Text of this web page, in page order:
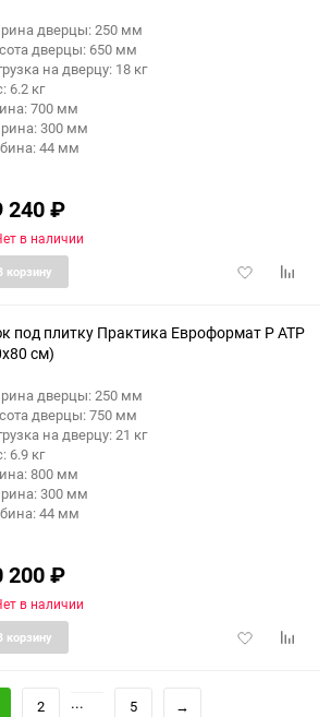
дверцы: 250 мм
дверцы: 650 мм
на дверцу: 18 кг
6.2 кг
700 мм
300 мм
44 мм
240₽
в наличии
Добавить
корзину
под плитку Практика Евроформат Р АТР
см)
дверцы: 250 мм
дверцы: 750 мм
на дверцу: 21 кг
6.9 кг
800 мм
300 мм
44 мм
200₽
в наличии
Добавить
корзину
2 ... 5 →